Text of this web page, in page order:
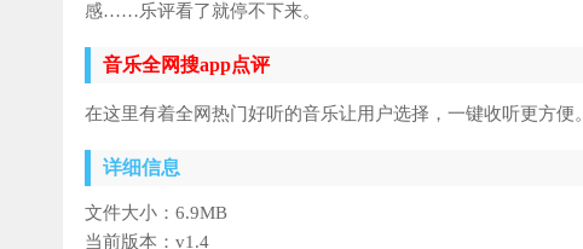
感……乐评看了就停不下来。
音乐全网搜app点评
在这里有着全网热门好听的音乐让用户选择，一键收听更方便。
详细信息
文件大小： 6.9MB
当前版本： v1.4